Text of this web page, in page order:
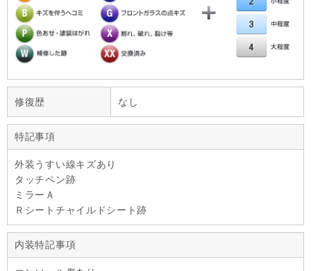
修復歴 なし
特記事項
外装うすい線キズあり
タッチペン跡
ミラーＡ
Ｒシートチャイルドシート跡
内装特記事項